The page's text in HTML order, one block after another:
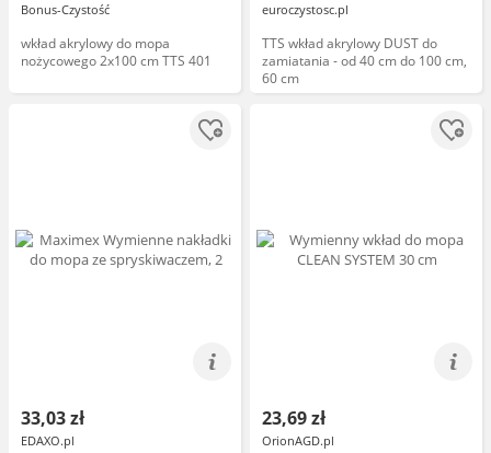
Bonus-Czystość
wkład akrylowy do mopa
nożycowego 2x100 cm TTS 401
euroczystosc.pl
TTS wkład akrylowy DUST do
zamiatania - od 40 cm do 100 cm,
60 cm
33,03 zł
EDAXO.pl
23,69 zł
OrionAGD.pl